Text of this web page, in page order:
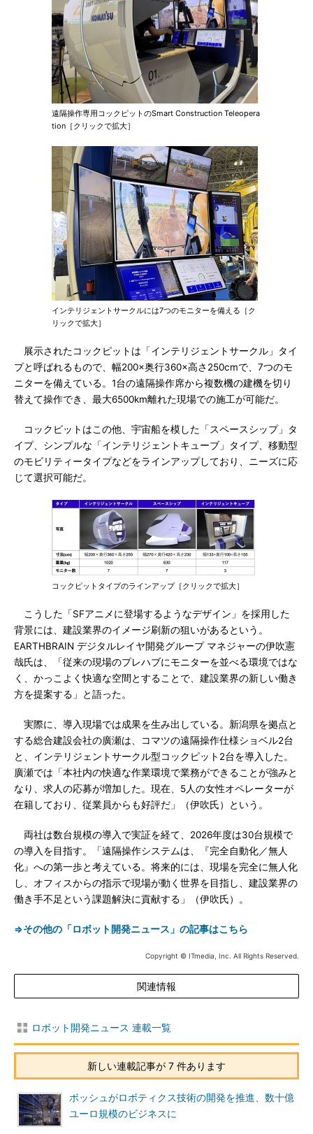
遠隔操作専用コックピットのSmart Construction Teleopera
tion［クリックで拡大］
インテリジェントサークルには7つのモニターを備える［ク
リックで拡大］
展示されたコックピットは「インテリジェントサークル」タイ
プと呼ばれるもので、幅200×奥行360×高さ250cmで、7つのモ
ニターを備えている。1台の遠隔操作席から複数機の建機を切り
替えて操作でき、最大6500km離れた現場での施工が可能だ。
コックピットはこの他、宇宙船を模した「スペースシップ」タ
イプ、シンプルな「インテリジェントキューブ」タイプ、移動型
のモビリティータイプなどをラインアップしており、ニーズに応
じて選択可能だ。
コックピットタイプのラインアップ［クリックで拡大］
こうした「SFアニメに登場するようなデザイン」を採用した
背景には、建設業界のイメージ刷新の狙いがあるという。
EARTHBRAIN デジタルレイヤ開発グループ マネジャーの伊吹憲
哉氏は、「従来の現場のプレハブにモニターを並べる環境ではな
く、かっこよく快適な空間とすることで、建設業界の新しい働き
方を提案する」と語った。
実際に、導入現場では成果を生み出している。新潟県を拠点と
する総合建設会社の廣瀬は、コマツの遠隔操作仕様ショベル2台
と、インテリジェントサークル型コックピット2台を導入した。
廣瀬では「本社内の快適な作業環境で業務ができることが強みと
なり、求人の応募が増加した。現在、5人の女性オペレーターが
在籍しており、従業員からも好評だ」（伊吹氏）という。
両社は数台規模の導入で実証を経て、2026年度は30台規模で
の導入を目指す。「遠隔操作システムは、『完全自動化／無人
化』への第一歩と考えている。将来的には、現場を完全に無人化
し、オフィスからの指示で現場が動く世界を目指し、建設業界の
働き手不足という課題解決に貢献する」（伊吹氏）。
⇒その他の「ロボット開発ニュース」の記事はこちら
Copyright © ITmedia, Inc. All Rights Reserved.
関連情報
ロボット開発ニュース 連載一覧
新しい連載記事が 7 件あります
ボッシュがロボティクス技術の開発を推進、数十億
ユーロ規模のビジネスに